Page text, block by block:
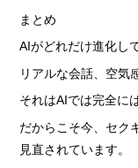
まとめ
AIがどれだけ進化し
リアルな会話、空気
それはAIでは完全に
だからこそ今、セク
見直されています。